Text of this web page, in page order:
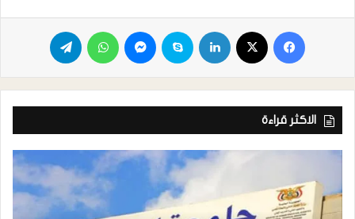
الاكثر قراءة